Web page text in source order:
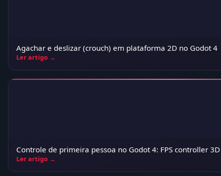
Agachar e deslizar (crouch) em plataforma 2D no Godot 4
Ler artigo →
Controle de primeira pessoa no Godot 4: FPS controller 3D
Ler artigo →